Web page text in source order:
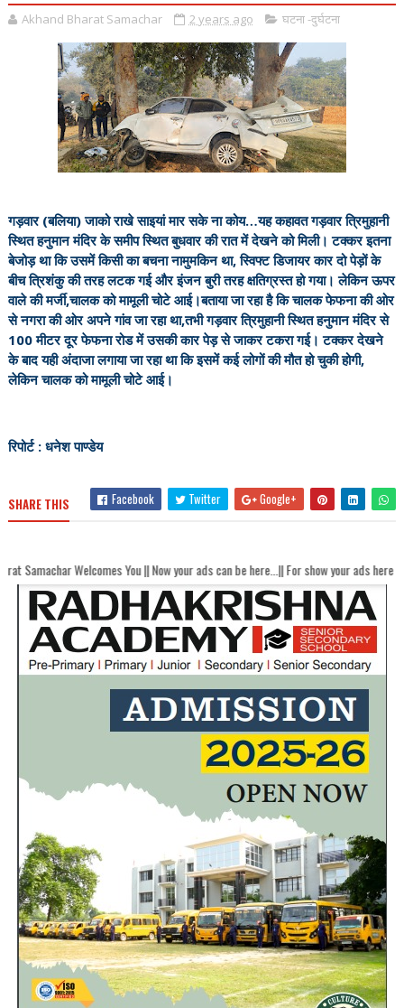
Akhand Bharat Samachar 2 years ago घटना -दुर्घटना
गड़वार (बलिया) जाको राखे साइयां मार सके ना कोय…यह कहावत गड़वार त्रिमुहानी
स्थित हनुमान मंदिर के समीप स्थित बुधवार की रात में देखने को मिली। टक्कर इतना
बेजोड़ था कि उसमें किसी का बचना नामुमकिन था, स्विफ्ट डिजायर कार दो पेड़ों के
बीच त्रिशंकु की तरह लटक गई और इंजन बुरी तरह क्षतिग्रस्त हो गया। लेकिन ऊपर
वाले की मर्जी,चालक को मामूली चोटे आई।बताया जा रहा है कि चालक फेफना की ओर
से नगरा की ओर अपने गांव जा रहा था,तभी गड़वार त्रिमुहानी स्थित हनुमान मंदिर से
100 मीटर दूर फेफना रोड में उसकी कार पेड़ से जाकर टकरा गई। टक्कर देखने
के बाद यही अंदाजा लगाया जा रहा था कि इसमें कई लोगों की मौत हो चुकी होगी,
लेकिन चालक को मामूली चोटे आई।
रिपोर्ट : धनेश पाण्डेय
SHARE THIS Facebook Twitter Google+
You || Now your ads can be here...|| For show your ads here contact